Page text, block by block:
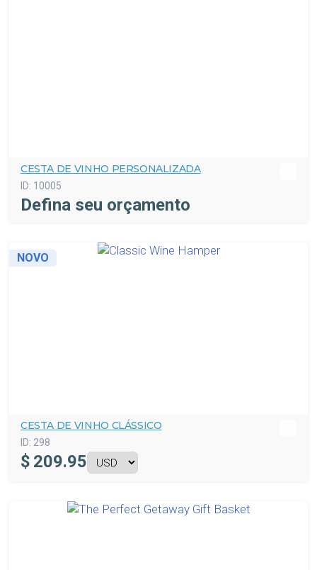
CESTA DE VINHO PERSONALIZADA
ID: 10005
Defina seu orçamento
NOVO
CESTA DE VINHO CLÁSSICO
ID: 298
$ 209.95